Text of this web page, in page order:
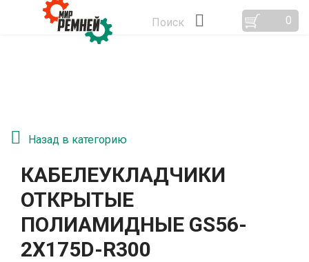
Поиск 0
Назад в категорию
КАБЕЛЕУКЛАДЧИКИ
ОТКРЫТЫЕ
ПОЛИАМИДНЫЕ GS56-
2Х175D-R300